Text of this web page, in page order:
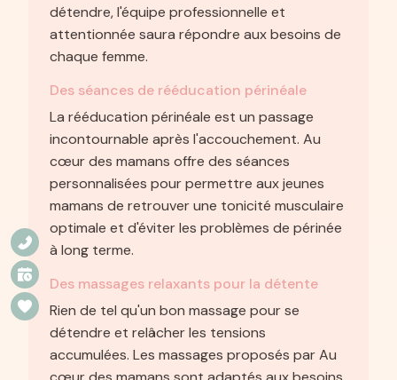
détendre, l'équipe professionnelle et
attentionnée saura répondre aux besoins de
chaque femme.
Des séances de rééducation périnéale
La rééducation périnéale est un passage
incontournable après l'accouchement. Au
cœur des mamans offre des séances
personnalisées pour permettre aux jeunes
mamans de retrouver une tonicité musculaire
optimale et d'éviter les problèmes de périnée
à long terme.
Des massages relaxants pour la détente
Rien de tel qu'un bon massage pour se
détendre et relâcher les tensions
accumulées. Les massages proposés par Au